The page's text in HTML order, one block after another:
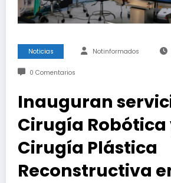
Noticias Notinformados
0 Comentarios
Inauguran
Cirugía Robótica
Cirugía Plástica
Reconstructiva